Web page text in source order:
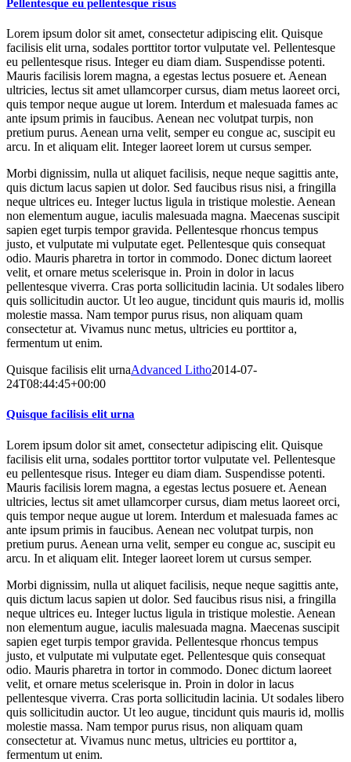
Pellentesque eu pellentesque risus
Lorem ipsum dolor sit amet, consectetur adipiscing elit. Quisque
facilisis elit urna, sodales porttitor tortor vulputate vel. Pellentesque
eu pellentesque risus. Integer eu diam diam. Suspendisse potenti.
Mauris facilisis lorem magna, a egestas lectus posuere et. Aenean
ultricies, lectus sit amet ullamcorper cursus, diam metus laoreet orci,
quis tempor neque augue ut lorem. Interdum et malesuada fames ac
ante ipsum primis in faucibus. Aenean nec volutpat turpis, non
pretium purus. Aenean urna velit, semper eu congue ac, suscipit eu
arcu. In et aliquam elit. Integer laoreet lorem ut cursus semper.
Morbi dignissim, nulla ut aliquet facilisis, neque neque sagittis ante,
quis dictum lacus sapien ut dolor. Sed faucibus risus nisi, a fringilla
neque ultrices eu. Integer luctus ligula in tristique molestie. Aenean
non elementum augue, iaculis malesuada magna. Maecenas suscipit
sapien eget turpis tempor gravida. Pellentesque rhoncus tempus
justo, et vulputate mi vulputate eget. Pellentesque quis consequat
odio. Mauris pharetra in tortor in commodo. Donec dictum laoreet
velit, et ornare metus scelerisque in. Proin in dolor in lacus
pellentesque viverra. Cras porta sollicitudin lacinia. Ut sodales libero
quis sollicitudin auctor. Ut leo augue, tincidunt quis mauris id, mollis
molestie massa. Nam tempor purus risus, non aliquam quam
consectetur at. Vivamus nunc metus, ultricies eu porttitor a,
fermentum ut enim.
Quisque facilisis elit urnaAdvanced Litho2014-07-
24T08:44:45+00:00
Quisque facilisis elit urna
Lorem ipsum dolor sit amet, consectetur adipiscing elit. Quisque
facilisis elit urna, sodales porttitor tortor vulputate vel. Pellentesque
eu pellentesque risus. Integer eu diam diam. Suspendisse potenti.
Mauris facilisis lorem magna, a egestas lectus posuere et. Aenean
ultricies, lectus sit amet ullamcorper cursus, diam metus laoreet orci,
quis tempor neque augue ut lorem. Interdum et malesuada fames ac
ante ipsum primis in faucibus. Aenean nec volutpat turpis, non
pretium purus. Aenean urna velit, semper eu congue ac, suscipit eu
arcu. In et aliquam elit. Integer laoreet lorem ut cursus semper.
Morbi dignissim, nulla ut aliquet facilisis, neque neque sagittis ante,
quis dictum lacus sapien ut dolor. Sed faucibus risus nisi, a fringilla
neque ultrices eu. Integer luctus ligula in tristique molestie. Aenean
non elementum augue, iaculis malesuada magna. Maecenas suscipit
sapien eget turpis tempor gravida. Pellentesque rhoncus tempus
justo, et vulputate mi vulputate eget. Pellentesque quis consequat
odio. Mauris pharetra in tortor in commodo. Donec dictum laoreet
velit, et ornare metus scelerisque in. Proin in dolor in lacus
pellentesque viverra. Cras porta sollicitudin lacinia. Ut sodales libero
quis sollicitudin auctor. Ut leo augue, tincidunt quis mauris id, mollis
molestie massa. Nam tempor purus risus, non aliquam quam
consectetur at. Vivamus nunc metus, ultricies eu porttitor a,
fermentum ut enim.